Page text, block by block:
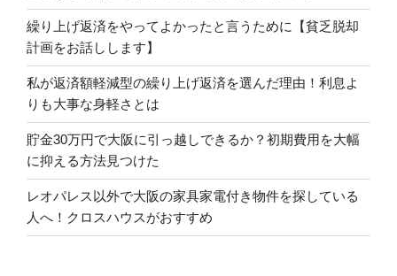
繰り上げ返済をやってよかったと言うために【貧乏脱却
計画をお話しします】
私が返済額軽減型の繰り上げ返済を選んだ理由！利息よ
りも大事な身軽さとは
貯金30万円で大阪に引っ越しできるか？初期費用を大幅
に抑える方法見つけた
レオパレス以外で大阪の家具家電付き物件を探している
人へ！クロスハウスがおすすめ